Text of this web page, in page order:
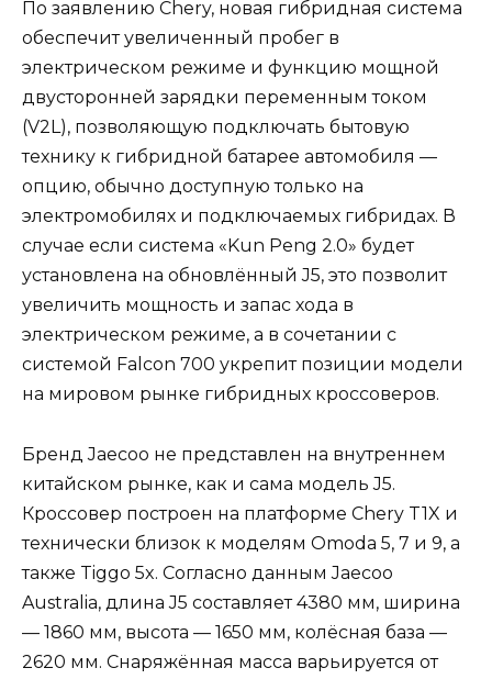
По заявлению Chery, новая гибридная система
обеспечит увеличенный пробег в
электрическом режиме и функцию мощной
двусторонней зарядки переменным током
(V2L), позволяющую подключать бытовую
технику к гибридной батарее автомобиля —
опцию, обычно доступную только на
электромобилях и подключаемых гибридах. В
случае если система «Kun Peng 2.0» будет
установлена на обновлённый J5, это позволит
увеличить мощность и запас хода в
электрическом режиме, а в сочетании с
системой Falcon 700 укрепит позиции модели
на мировом рынке гибридных кроссоверов.
Бренд Jaecoo не представлен на внутреннем
китайском рынке, как и сама модель J5.
Кроссовер построен на платформе Chery T1X и
технически близок к моделям Omoda 5, 7 и 9, а
также Tiggo 5x. Согласно данным Jaecoo
Australia, длина J5 составляет 4380 мм, ширина
— 1860 мм, высота — 1650 мм, колёсная база —
2620 мм. Снаряжённая масса варьируется от